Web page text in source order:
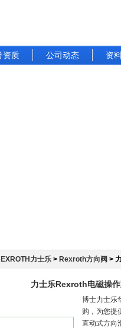
资质 公司动态 资
力士乐 > Rexroth方向阀 >
力士乐Rexroth电磁操
博士力士乐
购，为您提
直动式方向